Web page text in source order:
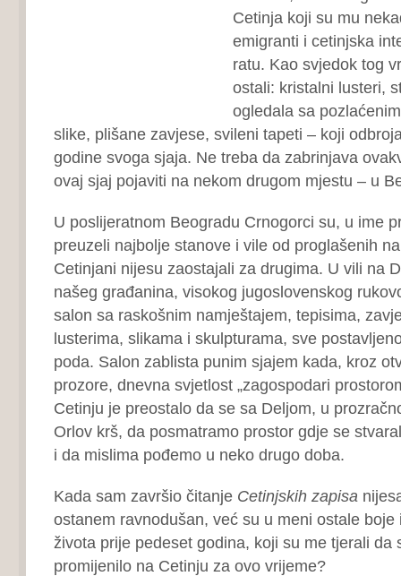
Cetinja koji su mu
emigranti i cetinjska
ratu. Kao svjedok tog
ostali: kristalni lusteri,
ogledala sa
slike, plišane zavjese, svileni tapeti – koji
godine svoga sjaja. Ne treba da zabrinjava
ovaj sjaj pojaviti na nekom drugom mjestu – u
U poslijeratnom Beogradu Crnogorci su, u ime
preuzeli najbolje stanove i vile od proglašenih
Cetinjani nijesu zaostajali za drugima. U vili na
našeg građanina, visokog jugoslovenskog
salon sa raskošnim namještajem, tepisima,
lusterima, slikama i skulpturama, sve
poda. Salon zablista punim sjajem kada, kroz
prozore, dnevna svjetlost „zagospodari
Cetinju je preostalo da se sa Deljom, u
Orlov krš, da posmatramo prostor gdje se
i da mislima pođemo u neko drugo doba.
Kada sam završio čitanje Cetinjskih zapisa
ostanem ravnodušan, već su u meni ostale boje
života prije pedeset godina, koji su me tjerali da
promijenilo na Cetinju za ovo vrijeme?